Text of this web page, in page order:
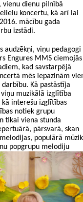
vienu dienu pilnībā
koncertu, kā arī lai
mācību gada
izstādi.
audzēkņi, viņu pedagogi
Engures MMS ciemojās
kad savstarpējā
mēs iepazinām
Kā pastāstīja
muzikālā izglītība
kā interešu izglītības
notiek grupu
tikai viena stunda
pārsvarā, skan
populārā
popgrupu melodiju